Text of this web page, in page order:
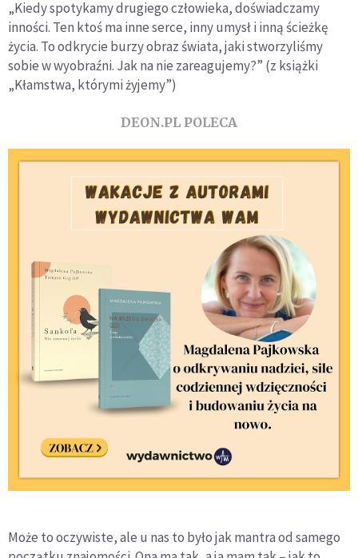
„Kiedy spotykamy drugiego człowieka, doświadczamy
inności. Ten ktoś ma inne serce, inny umysł i inną ścieżkę
życia. To odkrycie burzy obraz świata, jaki stworzyliśmy
sobie w wyobraźni. Jak na nie zareagujemy?” (z książki
„Kłamstwa, którymi żyjemy”)
DEON.PL POLECA
Może to oczywiste, ale u nas to było jak mantra od samego